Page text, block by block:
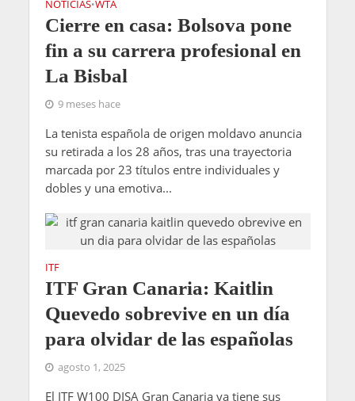
NOTICIAS•WTA
Cierre en casa: Bolsova pone
fin a su carrera profesional en
La Bisbal
9 meses hace
La tenista española de origen moldavo anuncia
su retirada a los 28 años, tras una trayectoria
marcada por 23 títulos entre individuales y
dobles y una emotiva...
ITF
ITF Gran Canaria: Kaitlin
Quevedo sobrevive en un día
para olvidar de las españolas
agosto 1, 2025
El ITF W100 DISA Gran Canaria ya tiene sus